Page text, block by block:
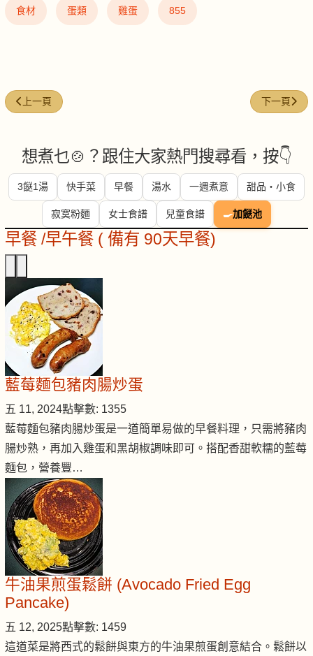
食材 蛋類 雞蛋 855
上一篇文章: 蜆 (Clams)
上一頁 下一篇文
下一頁
想煮乜🍲？跟住大家熱門搜尋看，按👇
3餸1湯 快手菜 早餐 湯水 一週煮意 甜品・小食
寂寞粉麵 女士食譜 兒童食譜 🍳加餸池
早餐 /早午餐 ( 備有 90天早餐)
藍莓麵包豬肉腸炒蛋
五 11, 2024點擊數: 1355
藍莓麵包豬肉腸炒蛋是一道簡單易做的早餐料理，只需將豬肉
腸炒熟，再加入雞蛋和黑胡椒調味即可。搭配香甜軟糯的藍莓
麵包，營養豐…
牛油果煎蛋鬆餅 (Avocado Fried Egg
Pancake)
五 12, 2025點擊數: 1459
這道菜是將西式的鬆餅與東方的牛油果煎蛋創意結合。鬆餅以